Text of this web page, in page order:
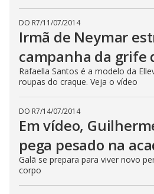
DO R7/11/07/2014
Irmã de Neymar
campanha da grife
Rafaella Santos é a modelo da
roupas do craque. Veja o vídeo
DO R7/14/07/2014
Em vídeo,
pega pesado na
Galã se prepara para viver novo
corpo